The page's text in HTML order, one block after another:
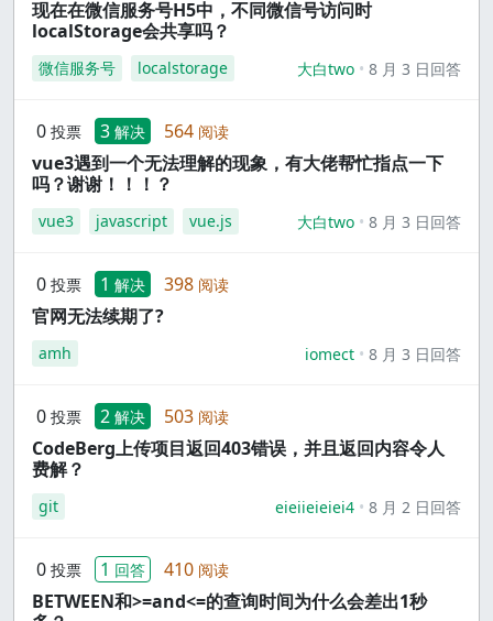
现在在微信服务号H5中，不同微信号访问时
localStorage会共享吗？
微信服务号 localstorage 大白two 8 月 3 日回答
0 投票 3 解决 564 阅读
vue3遇到一个无法理解的现象，有大佬帮忙指点一下
吗？谢谢！！！？
vue3 javascript vue.js 大白two 8 月 3 日回答
0 投票 1 解决 398 阅读
官网无法续期了?
amh iomect 8 月 3 日回答
0 投票 2 解决 503 阅读
CodeBerg上传项目返回403错误，并且返回内容令人
费解？
git eieiieieiei4 8 月 2 日回答
0 投票 1 回答 410 阅读
BETWEEN和>=and<=的查询时间为什么会差出1秒